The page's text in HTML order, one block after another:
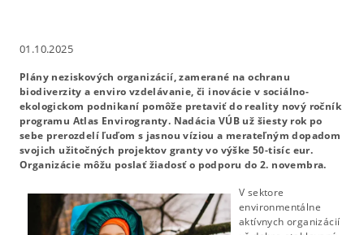
01.10.2025
Plány neziskových organizácií, zamerané na ochranu
biodiverzity a enviro vzdelávanie, či inovácie v sociálno-
ekologickom podnikaní pomôže pretaviť do reality nový ročník
programu Atlas Envirogranty. Nadácia VÚB už šiesty rok po
sebe prerozdelí ľuďom s jasnou víziou a merateľným dopadom
svojich užitočných projektov granty vo výške 50-tisíc eur.
Organizácie môžu poslať žiadosť o podporu do 2. novembra.
V sektore
environmentálne
aktívnych organizácií